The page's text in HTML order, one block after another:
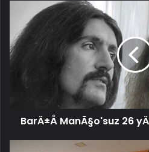
ManÃ§o'suz
26
yÄ±l:
Bu
BarÄ±Å ManÃ§o'suz 26